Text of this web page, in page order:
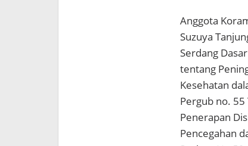
Anggota
Suzuya
Serdang
tentang
Kesehatan
Pergub no.
Penerapan
Pencegahan